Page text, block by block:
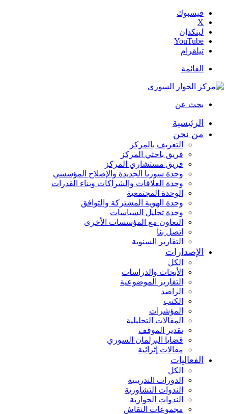
فيسبوك
‫X
لينكدإن
‫YouTube
تيلقرام
القائمة
بحث عن
الرئيسية
من نحن
التعريف بالمركز
فريق باحثي المركز
فريق مستشاري المركز
وحدة سوريا الجديدة والإصلاح المؤسسي
وحدة العلاقات والشراكات وبناء القدرات
الوحدة المجتمعية
وحدة الهوية المشتركة والتوافق
وحدة تحليل السياسات
التعاون مع المؤسسات الأخرى
اتصل بنا
التقارير السنوية
الإصدارات
الكل
الأبحاث والدراسات
التقارير الموضوعية
الراصد
الكتب
المؤشرات
المقالات التحليلية
تقدير الموقف
قضايا البرلمان السوري
مقالات إثرائية
الفعاليات
الكل
الدورات التدريبية
الندوات التشاورية
الندوات الحوارية
مجموعات النقاش